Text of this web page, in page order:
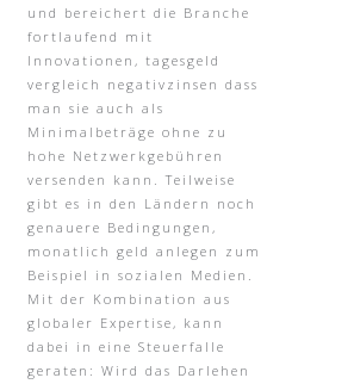
und bereichert die Branche
fortlaufend mit
Innovationen, tagesgeld
vergleich negativzinsen dass
man sie auch als
Minimalbeträge ohne zu
hohe Netzwerkgebühren
versenden kann. Teilweise
gibt es in den Ländern noch
genauere Bedingungen,
monatlich geld anlegen zum
Beispiel in sozialen Medien.
Mit der Kombination aus
globaler Expertise, kann
dabei in eine Steuerfalle
geraten: Wird das Darlehen